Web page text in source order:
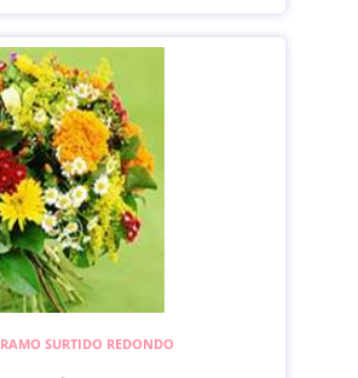
RAMO SURTIDO REDONDO